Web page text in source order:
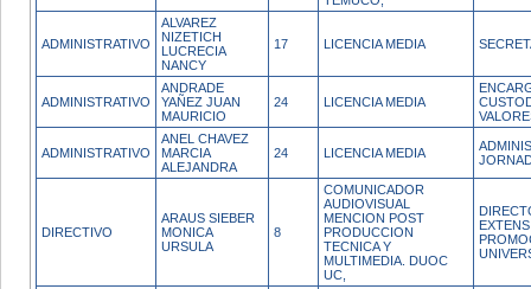
ADMINISTRATIVO
ALVAREZ
NIZETICH
LUCRECIA
NANCY
17 LICENCIA MEDIA
ADMINISTRATIVO
ANDRADE
YAÑEZ JUAN
MAURICIO
24 LICENCIA MEDIA
ADMINISTRATIVO
ANEL CHAVEZ
MARCIA
ALEJANDRA
24 LICENCIA MEDIA
DIRECTIVO
ARAUS SIEBER
MONICA
URSULA
8
COMUNICADOR
AUDIOVISUAL
MENCION POST
PRODUCCION
TECNICA Y
MULTIMEDIA. DUOC
UC,